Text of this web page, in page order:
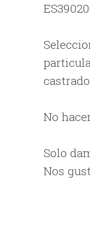
No
Solo
Nos